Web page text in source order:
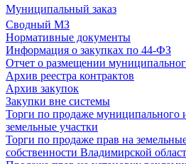
Муниципальный заказ
Сводный МЗ
Нормативные документы
Информация о закупках по 44-ФЗ
Отчет о размещении
Архив реестра контрактов
Архив закупок
Закупки вне системы
Торги по продаже муниципального
земельные участки
Торги по продаже прав на
собственности Владимирской